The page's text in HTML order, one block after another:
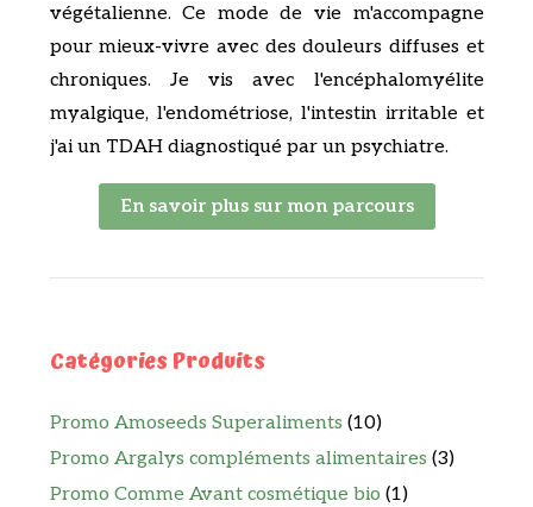
végétalienne. Ce mode de vie m'accompagne
pour mieux-vivre avec des douleurs diffuses et
chroniques. Je vis avec l'encéphalomyélite
myalgique, l'endométriose, l'intestin irritable et
j'ai un TDAH diagnostiqué par un psychiatre.
En savoir plus sur mon parcours
Catégories Produits
Promo Amoseeds Superaliments (10)
Promo Argalys compléments alimentaires (3)
Promo Comme Avant cosmétique bio (1)